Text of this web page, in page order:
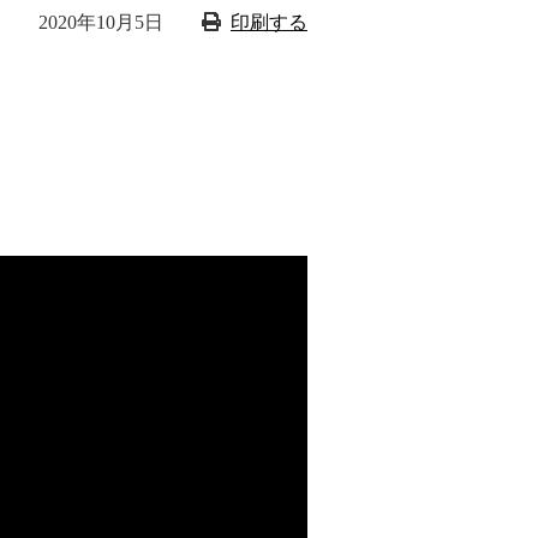
2020年10月5日 印刷する